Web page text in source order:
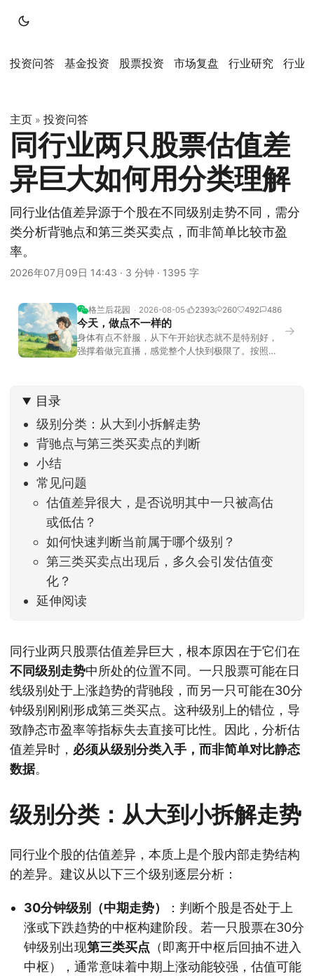
投资问答 基金投资 股票投资 市场复盘 行业研究 行业
主页 » 投资问答
同行业两只股票估值差
异巨大如何用分类理解
同行业估值差异源于个股在不同级别走势不同，需分
类分析背驰点和第三类买卖点，而非简单比较市盈
率。
2026年07月09日 14:43 · 3 分钟 · 1395 字
格兰后花园 2026-08-05 2393 260 492 486
今天，做点不一样的
身体有点不舒服，从下午开始状态就不是特别好，
强撑着做完直播，感觉整个人快到极限了。按照平
问的，可以给他点个赞。晚些时候，我会按点赞数
量挑选5个比较
→
目录
级别分类：从大到小拆解走势
背驰点与第三类买卖点的判断
小结
常见问题
估值差异很大，是否说明其中一只被高估
或低估？
如何快速判断当前属于哪个级别？
第三类买卖点出现后，多久会引发估值变
化？
延伸阅读
同行业两只股票估值差异巨大，根本原因在于它们在
不同级别走势中所处的位置不同。一只股票可能在日
线级别处于上涨趋势的背驰段，而另一只可能在30分
钟级别刚刚形成第三类买点。这种级别上的错位，导
致静态市盈率等指标失去直接可比性。因此，分析估
值差异时， 必须从级别分类入手，而非简单对比静态
数据。
级别分类：从大到小拆解走势
同行业个股的估值差异，本质上是个股内部走势结构
的差异。建议从以下三个级别逐层分析：
30分钟级别（中期走势）
：判断个股是否处于上
涨或下跌趋势的中枢构建阶段。若一只股票在30分
钟级别出现第三类买点 （即离开中枢后回抽不进入
中枢），通常意味着中期上涨动能较强，估值可能